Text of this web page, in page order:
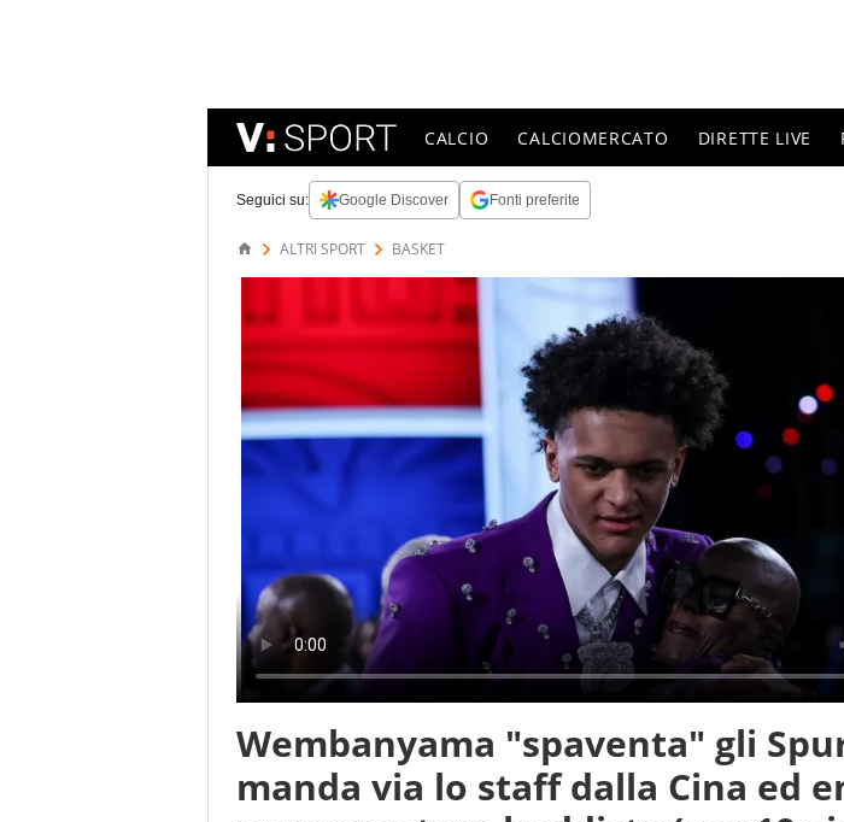
CALCIO CALCIOMERCATO DIRETTE LIVE
Seguici su: Google Discover Fonti preferite
ALTRI SPORT BASKET
Wembanyama "spaventa" gli
manda via lo staff dalla Cina ed